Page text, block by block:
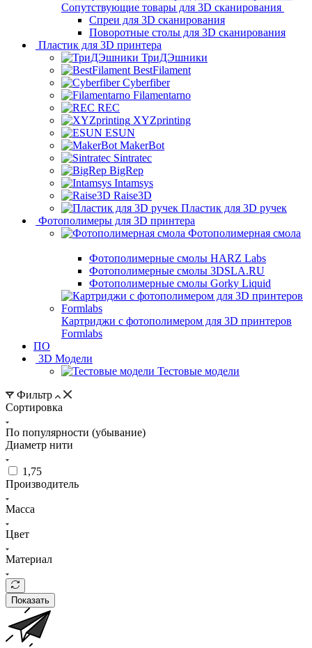
Сопутствующие товары для 3D сканирования
Спреи для 3D сканирования
Поворотные столы для 3D сканирования
Пластик для 3D принтера
ТриДЭшники
BestFilament
Cyberfiber
Filamentarno
REC
XYZprinting
ESUN
MakerBot
Sintratec
BigRep
Intamsys
Raise3D
Пластик для 3D ручек
Фотополимеры для 3D принтера
Фотополимерная смола
Фотополимерные смолы HARZ Labs
Фотополимерные смолы 3DSLA.RU
Фотополимерные смолы Gorky Liquid
Картриджи с фотополимером для 3D принтеров
Formlabs
ПО
3D Модели
Тестовые модели
Фильтр
Сортировка
По популярности (убывание)
Диаметр нити
1,75
Производитель
Масса
Цвет
Материал
Показать